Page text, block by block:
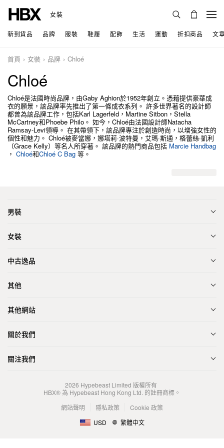
女裝
新到貨品 品牌 服裝 鞋履 配飾 生活 運動 折扣商品 文
首頁 女裝 品牌 Chloé
Chloé
Chloé是法國時尚品牌，由Gaby Aghion於1952年創立。憑藉提供豪華成
衣的願景，該品牌率先推出了第一條成衣系列。 許多世界著名的設計師
都曾為該品牌工作，包括Karl Lagerfeld，Martine Sitbon，Stella
McCartney和Phoebe Philo。 如今，Chloé由法國設計師Natacha
Ramsay-Levi領導。 在其帶領下，該品牌專注於創造時尚，以增強女性的
個性和魅力。 Chloé被麥當娜，娜塔莉·波特曼，艾瑪·斯通，格蕾絲·凱利
（Grace Kelly）等名人所穿著。 該品牌的熱門商品包括 Marcie Handbag
， Chloé和Chloé C Bag 等。
男裝
女裝
中古逸品
其他
其他網站
關於我們
關注我們
2026 Hypebeast Limited 版權所有
HBX® 為 Hypebeast Hong Kong Ltd. 的註冊商標。
網站聲明
隱私政策
Cookie 政策
USD
繁體中文